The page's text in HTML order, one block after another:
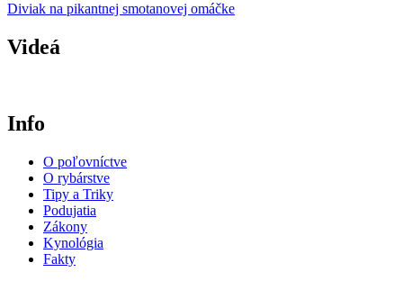
Diviak na pikantnej smotanovej omáčke
Videá
Info
O poľovníctve
O rybárstve
Tipy a Triky
Podujatia
Zákony
Kynológia
Fakty